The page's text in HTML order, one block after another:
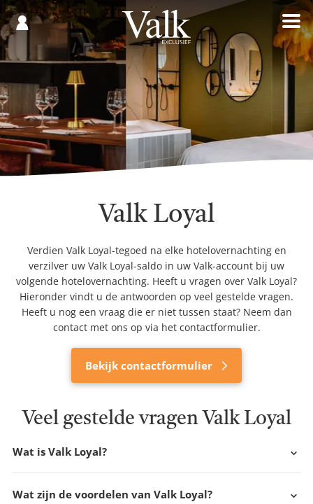
Registreren
Gespaard€
0,00
Valk Loyal
Verdien Valk Loyal-tegoed na elke hotelovernachting en
verzilver uw Valk Loyal-saldo in uw Valk-account bij uw
volgende hotelovernachting. Heeft u vragen over Valk Loyal?
Hieronder vindt u de antwoorden op veel gestelde vragen.
Heeft u nog een vraag die er niet tussen staat? Neem dan
contact met ons op via het contactformulier.
Bekijk contactformulier
Veel gestelde vragen Valk Loyal
Wat is Valk Loyal?
Wat zijn de voordelen van Valk Loyal?